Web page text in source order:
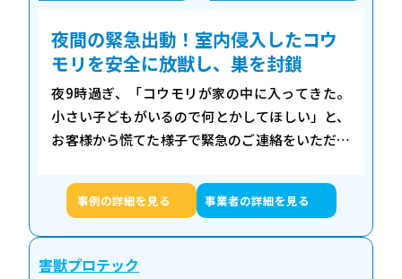
夜間の緊急出動！室内侵入したコウ
モリを安全に放獣し、巣を封鎖
夜9時過ぎ、「コウモリが家の中に入ってきた。
小さい子どもがいるので何とかしてほしい」と、
お客様から慌てた様子で緊急のご連絡をいただき
ブリと誤認し、殺虫スプレーをかけたという状
況…事例の詳細を見る 事業者の詳細を見る
害獣プロテック